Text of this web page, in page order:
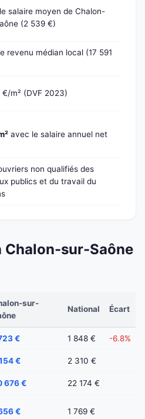
le salaire moyen de Chalon-
(2 539 €)
revenu médian local (17 591
€/m² (DVF 2023)
avec le salaire annuel net
non qualifiés des
publics et du travail du
Chalon-sur-Saône
sur-
National Écart
€ 1 848 € -6.8%
€ 2 310 €
676 € 22 174 €
€ 1 769 €